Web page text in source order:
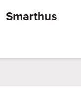
Smarthus